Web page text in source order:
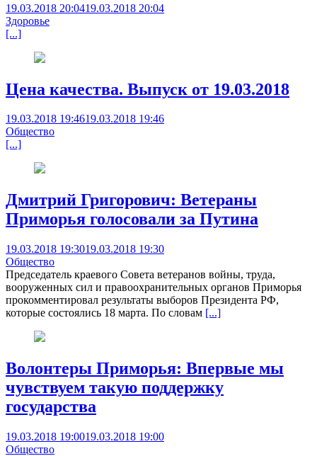
19.03.2018 20:0419.03.2018 20:04
Здоровье
[...]
Цена качества. Выпуск от 19.03.2018
19.03.2018 19:4619.03.2018 19:46
Общество
[...]
Дмитрий Григорович: Ветераны
Приморья голосовали за Путина
19.03.2018 19:3019.03.2018 19:30
Общество
Председатель краевого Совета ветеранов войны, труда,
вооруженных сил и правоохранительных органов Приморья
прокомментировал результаты выборов Президента РФ,
которые состоялись 18 марта. По словам [...]
Волонтеры Приморья: Впервые мы
чувствуем такую поддержку
государства
19.03.2018 19:0019.03.2018 19:00
Общество